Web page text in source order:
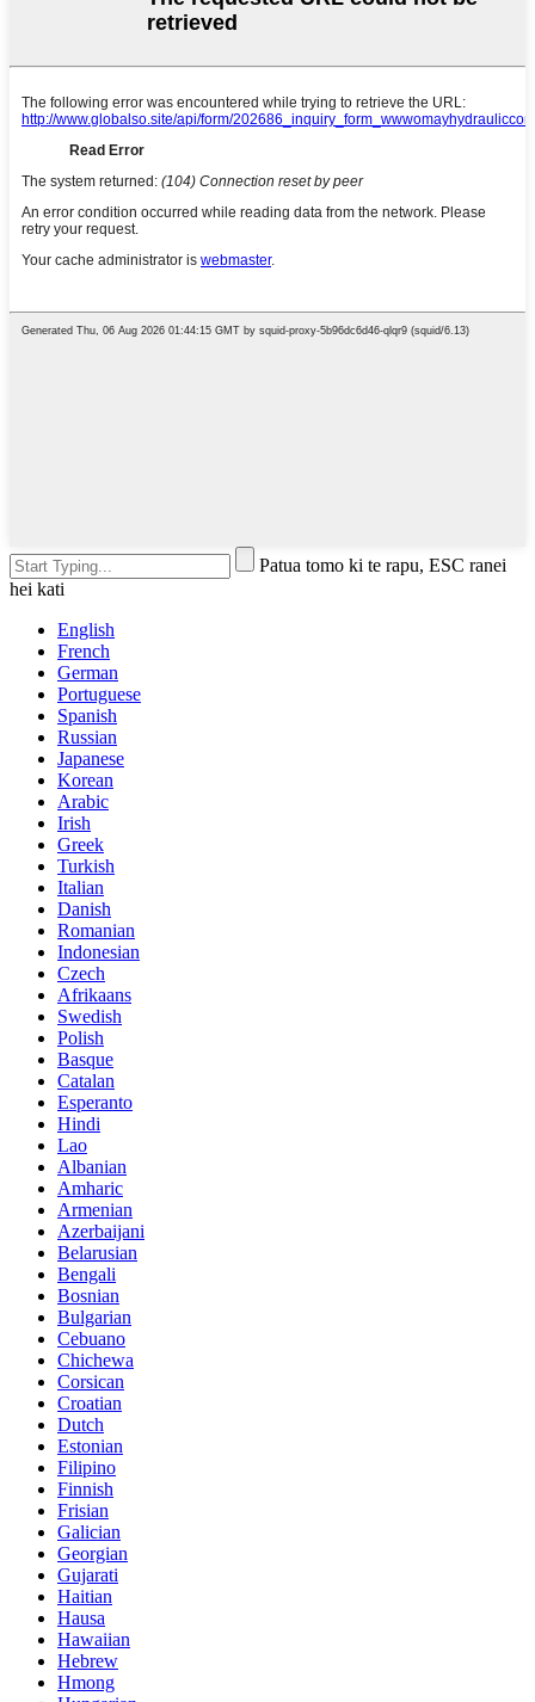
Patua tomo ki te rapu, ESC ranei
hei kati
English
French
German
Portuguese
Spanish
Russian
Japanese
Korean
Arabic
Irish
Greek
Turkish
Italian
Danish
Romanian
Indonesian
Czech
Afrikaans
Swedish
Polish
Basque
Catalan
Esperanto
Hindi
Lao
Albanian
Amharic
Armenian
Azerbaijani
Belarusian
Bengali
Bosnian
Bulgarian
Cebuano
Chichewa
Corsican
Croatian
Dutch
Estonian
Filipino
Finnish
Frisian
Galician
Georgian
Gujarati
Haitian
Hausa
Hawaiian
Hebrew
Hmong